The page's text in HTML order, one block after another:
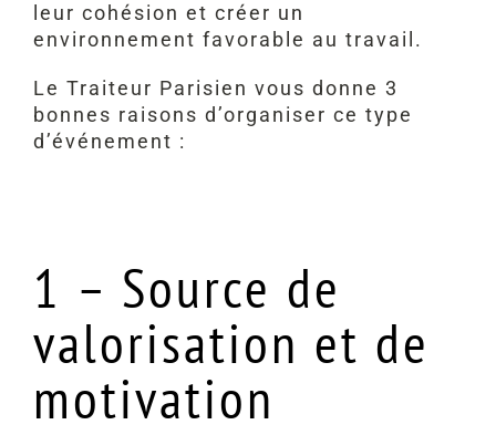
leur cohésion et créer un
environnement favorable au travail.
Le Traiteur Parisien vous donne 3
bonnes raisons d’organiser ce type
d’événement :
1 – Source de
valorisation et de
motivation